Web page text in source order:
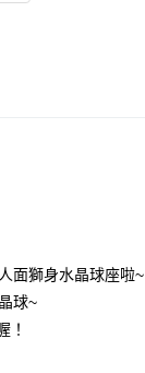
面獅身水晶球座啦~
球~
！